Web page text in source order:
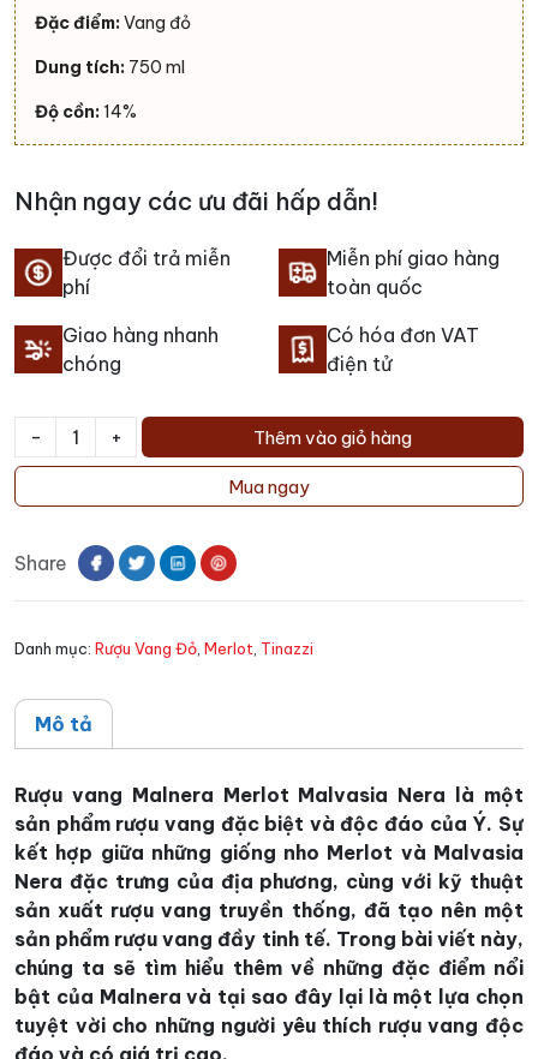
Đặc điểm: Vang đỏ
Dung tích: 750 ml
Độ cồn: 14%
Nhận ngay các ưu đãi hấp dẫn!
Được đổi trả miễn
phí
Miễn phí giao hàng
toàn quốc
Giao hàng nhanh
chóng
Có hóa đơn VAT
điện tử
-
Rượu
Malnera
Malvasia
lượng
+ Thêm vào giỏ hàng
Mua ngay
Share
Danh mục: Rượu Vang Đỏ, Merlot, Tinazzi
Mô tả
Rượu vang Malnera Merlot Malvasia Nera là một
sản phẩm rượu vang đặc biệt và độc đáo của Ý. Sự
kết hợp giữa những giống nho Merlot và Malvasia
Nera đặc trưng của địa phương, cùng với kỹ thuật
sản xuất rượu vang truyền thống, đã tạo nên một
sản phẩm rượu vang đầy tinh tế. Trong bài viết này,
chúng ta sẽ tìm hiểu thêm về những đặc điểm nổi
bật của Malnera và tại sao đây lại là một lựa chọn
tuyệt vời cho những người yêu thích rượu vang độc